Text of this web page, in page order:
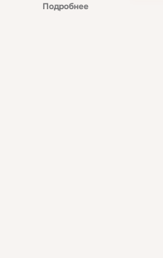
Подробнее